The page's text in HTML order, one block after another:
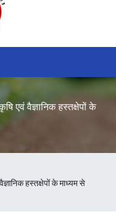
एवं वैज्ञानिक हस्तक्षेपों के
हस्तक्षेपों के माध्यम से